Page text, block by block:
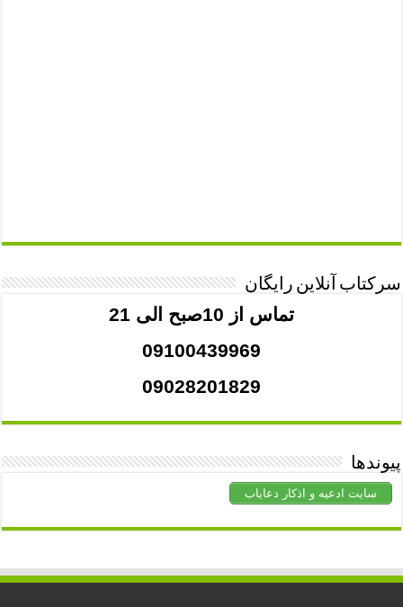
سرکتاب آنلاین رایگان
تماس از 10صبح الی 21
09100439969
09028201829
پیوندها
سایت ادعیه و اذکار دعایاب